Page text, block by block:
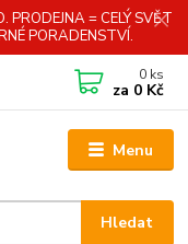
PRODEJNA = CELÝ SVĚT
PORADENSTVÍ.
Menu
Hledat
0 ks
za 0 Kč